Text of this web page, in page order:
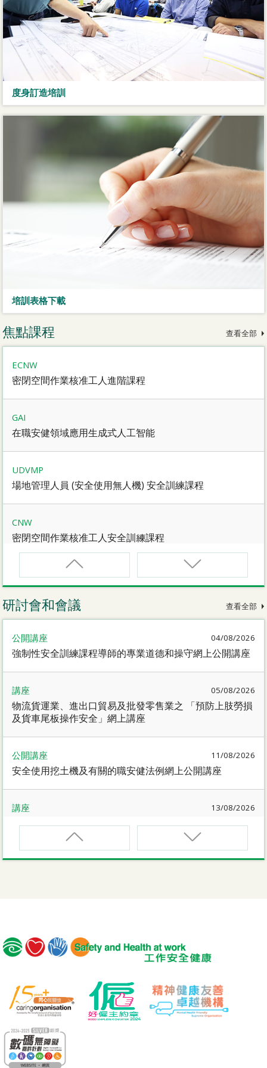
度身訂造培訓
培訓表格下載
焦點課程 查看全部
ECNW
密閉空間作業核准工人進階課程
GAI
在職安健領域應用生成式人工智能
UDVMP
場地管理人員 (安全使用無人機) 安全訓練課程
CNW
密閉空間作業核准工人安全訓練課程
CNW(R)
密閉空間作業核准工人安全訓練重新甄審資格課程
動力操作升降工作台督導員課程
密閉空間作業合資格人士安全訓練課程
電動車維修安全課程
MICM
組裝合成建築工程管理人員訓練課程
MICW
組裝合成建築工程工作安全訓練課程
TST
安全使用可伸縮工作台
研討會和會議 查看全部
公開講座 04/08/2026
強制性安全訓練課程導師的專業道德和操守網上公開講座
講座 05/08/2026
物流貨運業、進出口貿易及批發零售業之 「預防上肢勞損
及貨車尾板操作安全」網上講座
公開講座 11/08/2026
安全使用挖土機及有關的職安健法例網上公開講座
講座 13/08/2026
職業健康大奬2026-27網上簡介會暨講座
講座 17/08/2026
危險品的安全規管與危險物質相關規例網上公開講座
【好心情@健康工作間】醫護服務業之「拒絕壓力爆煲：
『七好』減壓法的科學減壓之道」網上講座
講座
【護心計劃/好心情@健康工作間】重拾健康由「戒煙」做